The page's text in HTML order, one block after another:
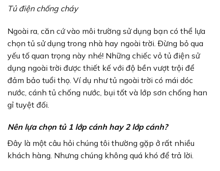
Tủ điện chống cháy
Ngoài ra, căn cứ vào môi trường sử dụng bạn có thể lựa
chọn tủ sử dụng trong nhà hay ngoài trời. Đừng bỏ qua
yếu tố quan trọng này nhé! Những chiếc vỏ tủ điện sử
dụng ngoài trời được thiết kế với độ bền vượt trội để
đảm bảo tuổi thọ. Ví dụ như tủ ngoài trời có mái dóc
nước, cánh tủ chống nước, bụi tốt và lớp sơn chống han
gỉ tuyệt đối.
Nên lựa chọn tủ 1 lớp cánh hay 2 lớp cánh?
Đây là một câu hỏi chúng tôi thường gặp ở rất nhiều
khách hàng. Nhưng chúng không quá khó để trả lời.